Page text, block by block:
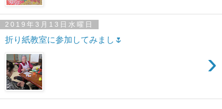
2019年3月13日水曜日
折り紙教室に参加してみまし🌷
›